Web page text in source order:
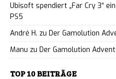
Ubisoft spendiert „Far Cry 3“
PS5
André H. zu Der Gamolution
Manu zu Der Gamolution
TOP 10 BEITRÄGE